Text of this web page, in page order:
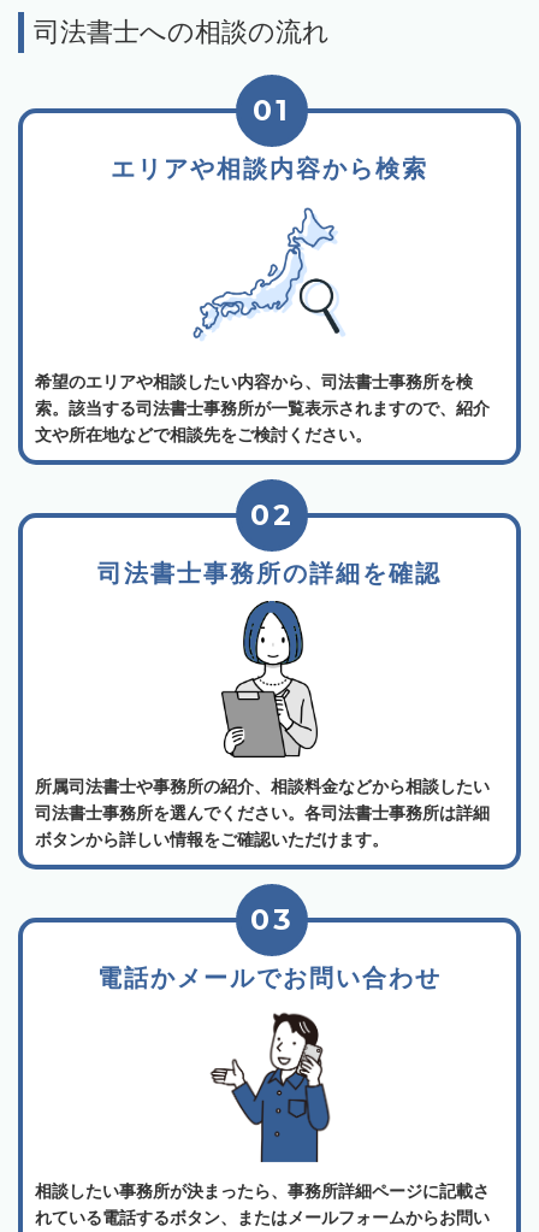
司法書士への相談の流れ
エリアや相談内容から検索
01
希望のエリアや相談したい内容から、司法書士事務所を検
索。該当する司法書士事務所が一覧表示されますので、紹介
文や所在地などで相談先をご検討ください。
司法書士事務所の詳細を確認
02
所属司法書士や事務所の紹介、相談料金などから相談したい
司法書士事務所を選んでください。各司法書士事務所は詳細
ボタンから詳しい情報をご確認いただけます。
電話かメールでお問い合わせ
03
相談したい事務所が決まったら、事務所詳細ページに記載さ
れている電話するボタン、またはメールフォームからお問い